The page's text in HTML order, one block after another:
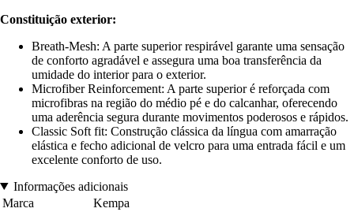
Constituição exterior:
Breath-Mesh: A parte superior respirável garante uma sensação
de conforto agradável e assegura uma boa transferência da
umidade do interior para o exterior.
Microfiber Reinforcement: A parte superior é reforçada com
microfibras na região do médio pé e do calcanhar, oferecendo
uma aderência segura durante movimentos poderosos e rápidos.
Classic Soft fit: Construção clássica da língua com amarração
elástica e fecho adicional de velcro para uma entrada fácil e um
excelente conforto de uso.
Informações adicionais
Marca
Kempa